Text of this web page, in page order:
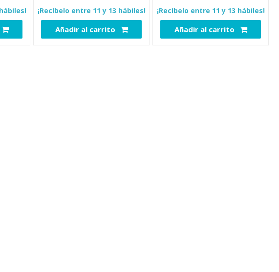
¡Recíbelo entre 11 y 13 hábiles!
Añadir al carrito
¡Recíbelo entre 11 y 13 hábiles!
Añadir al carrito